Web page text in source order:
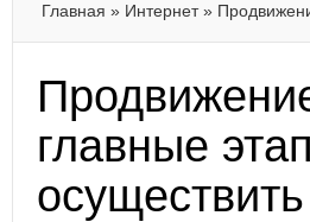
Главная » Интернет»
главные
осуществить